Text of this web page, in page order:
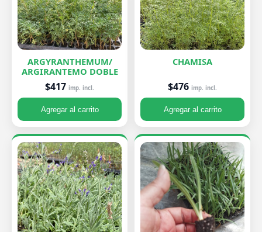
ARGYRANTHEMUM/
ARGIRANTEMO DOBLE
$417 imp. incl.
Agregar al carrito
CHAMISA
$476 imp. incl.
Agregar al carrito